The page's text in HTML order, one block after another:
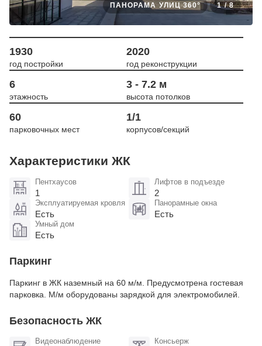
1/8
ПАНОРАМА УЛИЦ 360°
1930
год постройки
2020
год реконструкции
6
этажность
3 - 7.2 м
высота потолков
60
парковочных мест
1/1
корпусов/секций
Характеристики ЖК
Пентхаусов
1
Лифтов в подъезде
2
Эксплуатируемая кровля
Есть
Панорамные окна
Есть
Умный дом
Есть
Паркинг
Паркинг в ЖК наземный на 60 м/м. Предусмотрена гостевая
парковка. М/м оборудованы зарядкой для электромобилей​.
Безопасность ЖК
Видеонаблюдение Консьерж